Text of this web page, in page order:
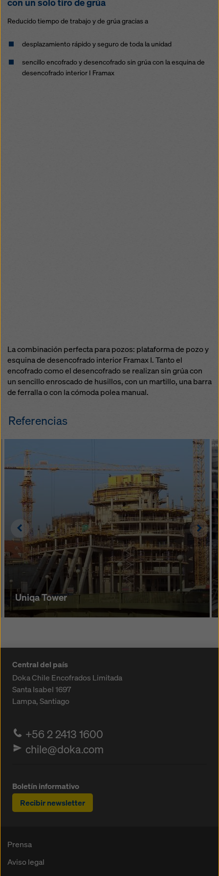
con un solo tiro de grúa
Reducido tiempo de trabajo y de grúa gracias a
desplazamiento rápido y seguro de toda la unidad
sencillo encofrado y desencofrado sin grúa con la esquina de
desencofrado interior I Framax
La combinación perfecta para pozos: plataforma de pozo y
esquina de desencofrado interior Framax I. Tanto el
encofrado como el desencofrado se realizan sin grúa con
un sencillo enroscado de husillos, con un martillo, una barra
de ferralla o con la cómoda polea manual.
Referencias
Uniqa Tower
Left
Central del país
Doka Chile Encofrados Limitada
Santa Isabel 1697
Lampa, Santiago
+56 2 2413 1600
chile@doka.com
Boletín informativo
Recibir newsletter
Prensa
Aviso legal